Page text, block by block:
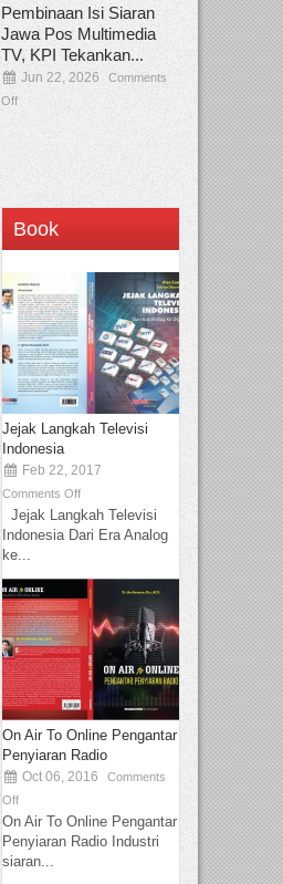
Pembinaan Isi Siaran
Jawa Pos Multimedia
TV, KPI Tekankan...
Jun 22, 2026
Comments
Off
Book
Jejak Langkah Televisi
Indonesia
Feb 22, 2017
Comments Off
Jejak Langkah Televisi
Indonesia Dari Era Analog
ke...
On Air To Online Pengantar
Penyiaran Radio
Oct 06, 2016
Comments
Off
On Air To Online Pengantar
Penyiaran Radio Industri
siaran...